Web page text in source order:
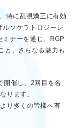
特に乱視矯正に有効
ルソケラトロジーレ
ミナーを通じ、RGP
と、さらなる魅力も
開催し、2回目を名
ります。
り多くの皆様へ有